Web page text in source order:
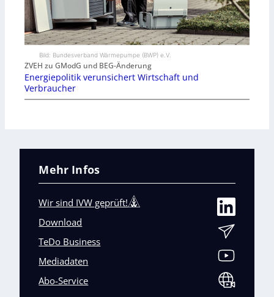
Bild: Bundesverband Wärmepumpe (BWP) e.V.
ZVEH zu GModG und BEG-Änderung
Energiepolitik verunsichert Wirtschaft und
Verbraucher
Mehr Infos
Wir sind IVW geprüft!
Download
TeDo Business
Mediadaten
Abo-Service